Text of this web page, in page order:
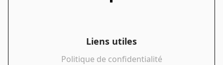
Liens utiles
Politique de confidentialité